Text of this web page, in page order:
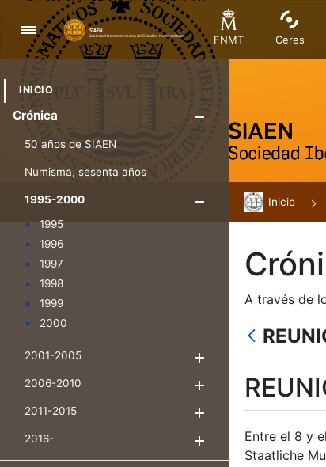
Navegación
FNMT Ceres
INICIO
Crónica
50 años de SIAEN
Numisma, sesenta años
1995-2000
Mostrar/
1995
1996
1997
1998
1999
2000
2001-2005
2006-2010
Mostrar/
2011-2015
Mostrar/
2016-
Mostrar/
Inicio
A través de
Entre el 8 y
Staatliche